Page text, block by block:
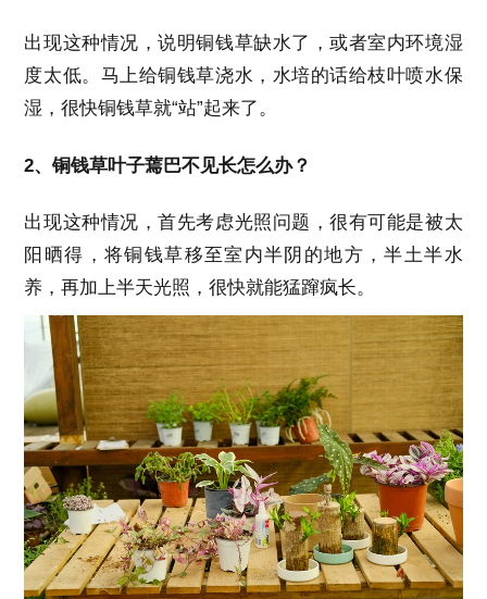
出现这种情况，说明铜钱草缺水了，或者室内环境湿
度太低。马上给铜钱草浇水，水培的话给枝叶喷水保
湿，很快铜钱草就“站”起来了。
2、铜钱草叶子蔫巴不见长怎么办？
出现这种情况，首先考虑光照问题，很有可能是被太
阳晒得，将铜钱草移至室内半阴的地方，半土半水
养，再加上半天光照，很快就能猛蹿疯长。